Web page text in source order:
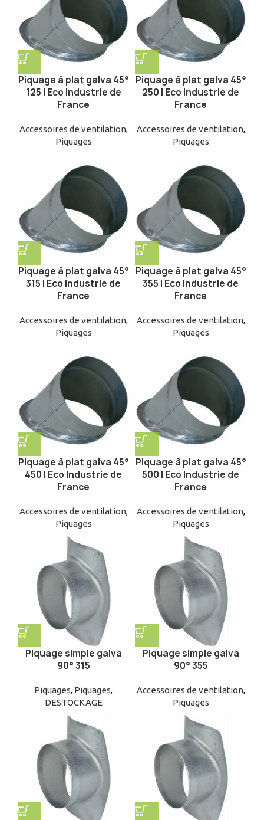
Piquage à plat galva 45°
125 | Eco Industrie de
France
Accessoires de ventilation,
Piquages
Piquage à plat galva 45°
250 | Eco Industrie de
France
Accessoires de ventilation,
Piquages
Piquage à plat galva 45°
315 | Eco Industrie de
France
Accessoires de ventilation,
Piquages
Piquage à plat galva 45°
355 | Eco Industrie de
France
Accessoires de ventilation,
Piquages
Piquage à plat galva 45°
450 | Eco Industrie de
France
Accessoires de ventilation,
Piquages
Piquage à plat galva 45°
500 | Eco Industrie de
France
Accessoires de ventilation,
Piquages
Piquage simple galva
90° 315
Piquages, Piquages,
DESTOCKAGE
Piquage simple galva
90° 355
Accessoires de ventilation,
Piquages